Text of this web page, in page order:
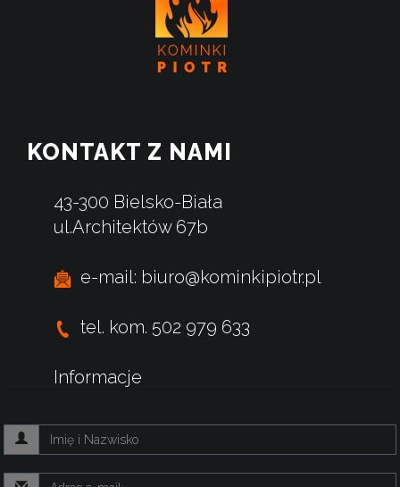
KONTAKT Z NAMI
43-300 Bielsko-Biała
ul.Architektów 67b
e-mail: biuro@kominkipiotr.pl
tel. kom. 502 979 633
Informacje